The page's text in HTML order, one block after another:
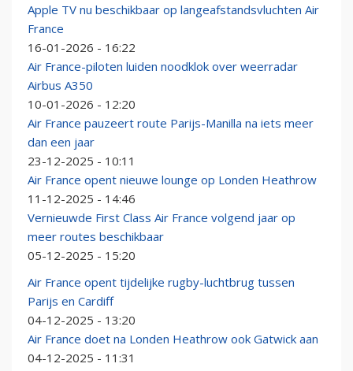
Apple TV nu beschikbaar op langeafstandsvluchten Air
France
16-01-2026 - 16:22
Air France-piloten luiden noodklok over weerradar
Airbus A350
10-01-2026 - 12:20
Air France pauzeert route Parijs-Manilla na iets meer
dan een jaar
23-12-2025 - 10:11
Air France opent nieuwe lounge op Londen Heathrow
11-12-2025 - 14:46
Vernieuwde First Class Air France volgend jaar op
meer routes beschikbaar
05-12-2025 - 15:20
Air France opent tijdelijke rugby-luchtbrug tussen
Parijs en Cardiff
04-12-2025 - 13:20
Air France doet na Londen Heathrow ook Gatwick aan
04-12-2025 - 11:31